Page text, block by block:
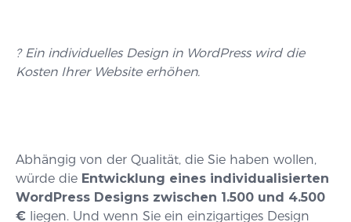
? Ein individuelles Design in WordPress wird die
Kosten Ihrer Website erhöhen.
Abhängig von der Qualität, die Sie haben wollen,
würde die Entwicklung eines individualisierten
WordPress Designs zwischen 1.500 und 4.500
€ liegen. Und wenn Sie ein einzigartiges Design